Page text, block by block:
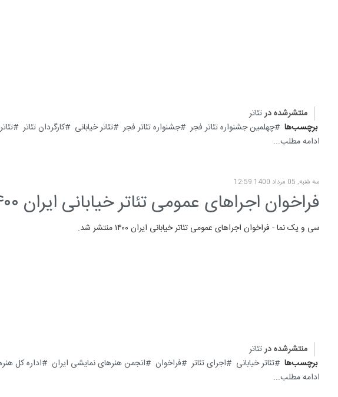
منتشرشده درتئاتر
برچسب‌ها
چهلمین جشنواره تئاتر فجر جشنواره تئاتر فجر تئاتر خیابانی کارگردان تئاتر
ادامه مطلب...
سه شنبه, 05 مرداد 1400 12:59
فراخوان اجراهای عمومی تئاتر خیابانی ایران ۱۴۰۰ منتشر شد
سی و یک نما - فراخوان اجراهای عمومی تئاتر خیابانی ایران ۱۴۰۰ منتشر شد.
منتشرشده درتئاتر
برچسب‌ها
تئاتر خیابانی اجرای تئاتر فراخوان انجمن هنرهای نمایشی ایران
اداره کل
ادامه مطلب...